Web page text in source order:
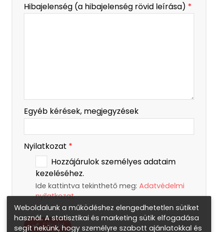
Hibajelenség (a hibajelenség rövid leírása) *
Egyéb kérések, megjegyzések
Nyilatkozat *
Hozzájárulok személyes adataim
kezeléséhez.
Ide kattintva tekinthető meg: Adatvédelmi
nyilatkozat.
Elküld
Weboldalunk a működéshez elengedhetetlen sütiket
használ. A statisztikai és marketing sütik elfogadása
segít nekünk, hogy személyre szabott ajánlatokkal és